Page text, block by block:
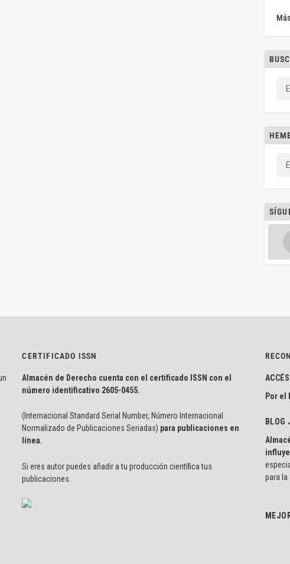
CERTIFICADO ISSN
Almacén de Derecho cuenta con el certificado ISSN con el
número identificativo 2605-0455.
(Internacional Standard Serial Number, Número Internacional
Normalizado de Publicaciones Seriadas) para publicaciones en
línea.
Si eres autor puedes añadir a tu producción científica tus
publicaciones.
Por el
BLOG
para la